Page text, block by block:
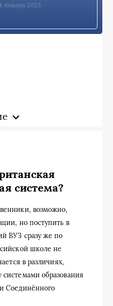
января 2023
система?
возможно,
но поступить в
ВУЗ сразу же по
школе не
в различиях,
образования
Соединённого